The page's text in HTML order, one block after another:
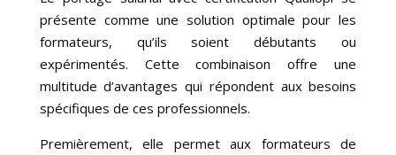
présente comme une solution optimale pour les
formateurs, qu’ils soient débutants ou
expérimentés. Cette combinaison offre une
multitude d’avantages qui répondent aux besoins
spécifiques de ces professionnels.
Premièrement, elle permet aux formateurs de